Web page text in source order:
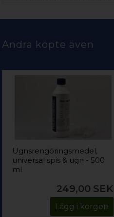
Andra köpte även
Ugnsrengöringsmedel,
universal spis & ugn - 500
ml
249,00 SEK
Lägg i korgen